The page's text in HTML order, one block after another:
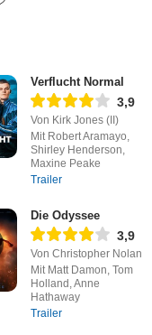
Verflucht Normal
3,9
Von Kirk Jones (II)
Mit Robert Aramayo,
Shirley Henderson,
Maxine Peake
Trailer
Die Odyssee
3,9
Von Christopher Nolan
Mit Matt Damon, Tom
Holland, Anne
Hathaway
Trailer